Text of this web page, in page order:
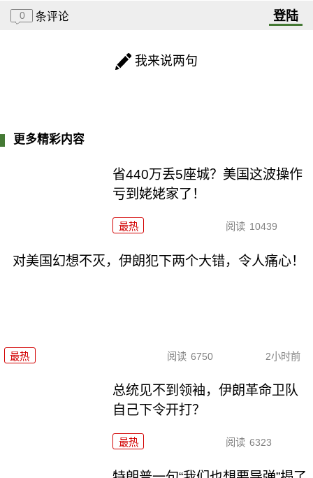
0 条评论 登陆
我来说两句
更多精彩内容
省440万丢5座城？美国这波操作
亏到姥姥家了！
最热 阅读 10439
对美国幻想不灭，伊朗犯下两个大错，令人痛心！
最热 阅读 6750 2小时前
总统见不到领袖，伊朗革命卫队
自己下令开打？
最热 阅读 6323